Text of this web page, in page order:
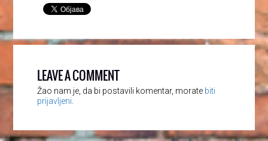
LEAVE A COMMENT
Žao nam je, da bi postavili komentar, morate biti
prijavljeni